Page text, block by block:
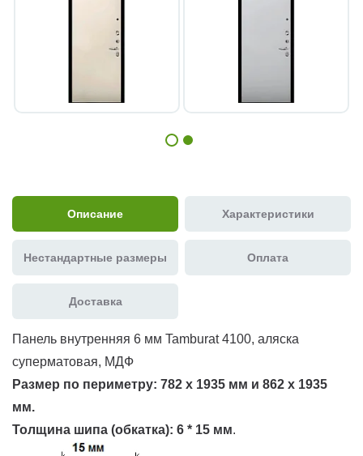
Описание Характеристики
Нестандартные размеры Оплата
Доставка
Панель внутренняя 6 мм Tamburat 4100, аляска
суперматовая, МДФ
Размер по периметру: 782 х 1935 мм и 862 х 1935
мм.
Толщина шипа (обкатка): 6 * 15 мм.